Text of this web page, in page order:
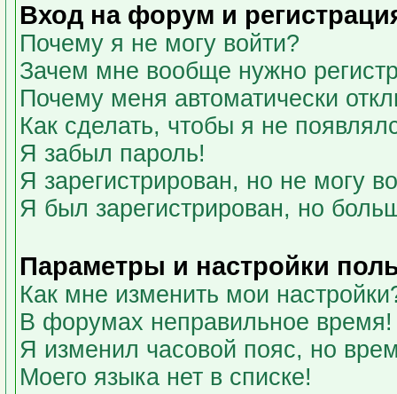
Вход на форум и
Почему я не могу войти?
Зачем мне вообще нужно
Почему меня автоматически
Как сделать, чтобы я не
Я забыл пароль!
Я зарегистрирован, но не могу
Я был зарегистрирован, но
Параметры и настройки
Как мне изменить мои
В форумах неправильное время!
Я изменил часовой пояс, но
Моего языка нет в списке!